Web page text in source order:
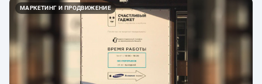
МАРКЕТИНГ И ПРОДВИЖЕНИЕ